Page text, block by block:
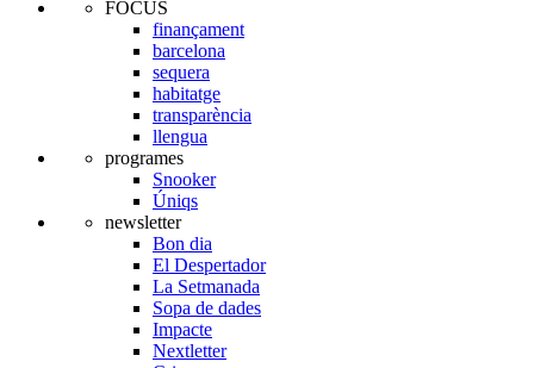
FOCUS
finançament
barcelona
sequera
habitatge
transparència
llengua
programes
Snooker
Úniqs
newsletter
Bon dia
El Despertador
La Setmanada
Sopa de dades
Impacte
Nextletter